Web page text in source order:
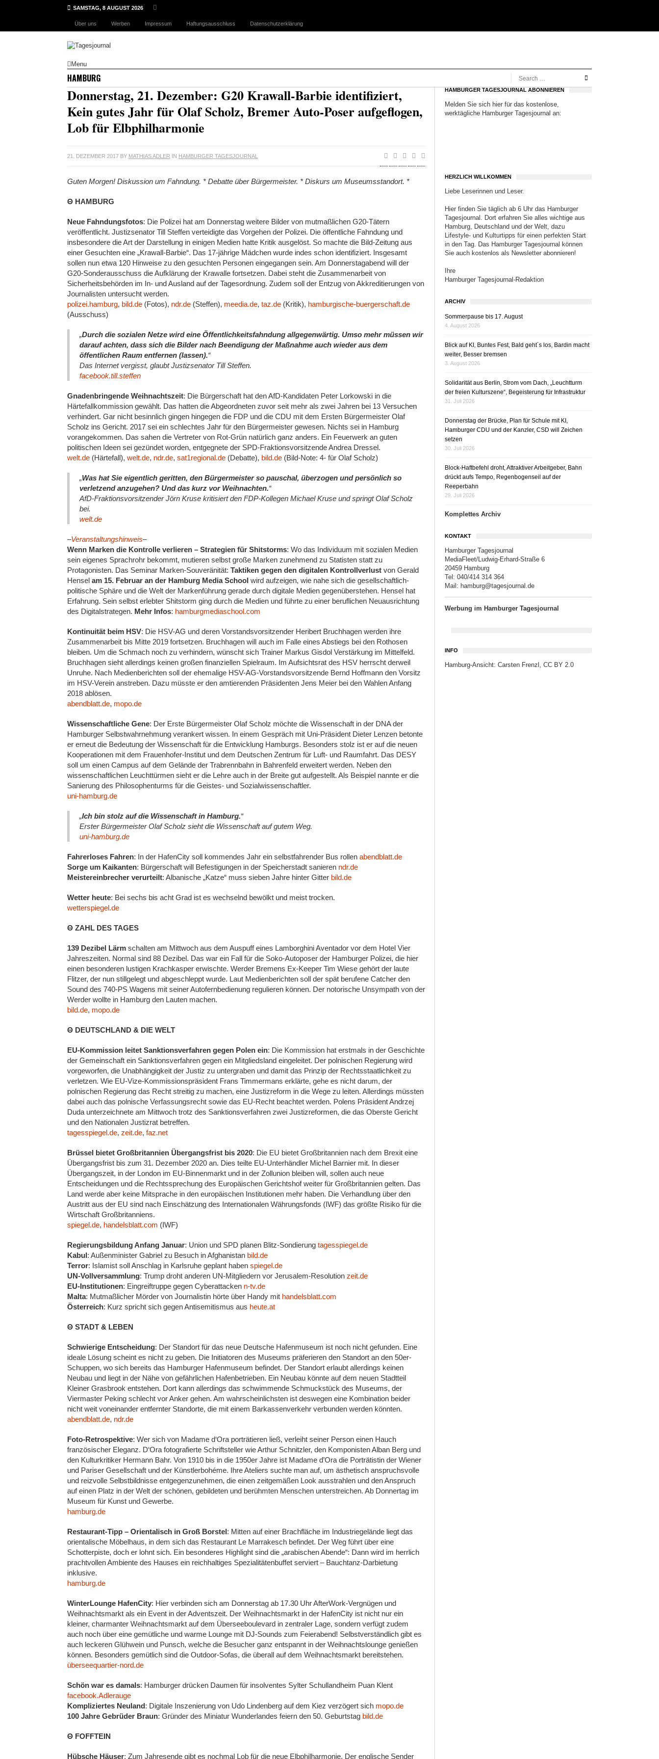
SAMSTAG, 8 AUGUST 2026
Über uns Werben Impressum Haftungsausschluss Datenschutzerklärung
Menu
HAMBURG
Donnerstag, 21. Dezember: G20 Krawall-Barbie identifiziert,
Kein gutes Jahr für Olaf Scholz, Bremer Auto-Poser aufgeflogen,
Lob für Elbphilharmonie
21. DEZEMBER 2017 BY MATHIAS ADLER IN HAMBURGER TAGESJOURNAL
Guten Morgen! Diskussion um Fahndung. * Debatte über Bürgermeister. * Diskurs um Museumsstandort. *
Θ HAMBURG
Neue Fahndungsfotos: Die Polizei hat am Donnerstag weitere Bilder von mutmaßlichen G20-Tätern
veröffentlicht. Justizsenator Till Steffen verteidigte das Vorgehen der Polizei. Die öffentliche Fahndung und
insbesondere die Art der Darstellung in einigen Medien hatte Kritik ausgelöst. So machte die Bild-Zeitung aus
einer Gesuchten eine „Krawall-Barbie“. Das 17-jährige Mädchen wurde indes schon identifiziert. Insgesamt
sollen nun etwa 120 Hinweise zu den gesuchten Personen eingegangen sein. Am Donnerstagabend will der
G20-Sonderausschuss die Aufklärung der Krawalle fortsetzen. Dabei steht die Zusammenarbeit von
Sicherheitsbehörden im In- und Ausland auf der Tagesordnung. Zudem soll der Entzug von Akkreditierungen von
Journalisten untersucht werden.
polizei.hamburg, bild.de (Fotos), ndr.de (Steffen), meedia.de, taz.de (Kritik), hamburgische-buergerschaft.de
(Ausschuss)
„Durch die sozialen Netze wird eine Öffentlichkeitsfahndung allgegenwärtig. Umso mehr müssen wir
darauf achten, dass sich die Bilder nach Beendigung der Maßnahme auch wieder aus dem
öffentlichen Raum entfernen (lassen).“
Das Internet vergisst, glaubt Justizsenator Till Steffen.
facebook.till.steffen
Gnadenbringende Weihnachtszeit: Die Bürgerschaft hat den AfD-Kandidaten Peter Lorkowski in die
Härtefallkommission gewählt. Das hatten die Abgeordneten zuvor seit mehr als zwei Jahren bei 13 Versuchen
verhindert. Gar nicht besinnlich gingen hingegen die FDP und die CDU mit dem Ersten Bürgermeister Olaf
Scholz ins Gericht. 2017 sei ein schlechtes Jahr für den Bürgermeister gewesen. Nichts sei in Hamburg
vorangekommen. Das sahen die Vertreter von Rot-Grün natürlich ganz anders. Ein Feuerwerk an guten
politischen Ideen sei gezündet worden, entgegnete der SPD-Fraktionsvorsitzende Andrea Dressel.
welt.de (Härtefall), welt.de, ndr.de, sat1regional.de (Debatte), bild.de (Bild-Note: 4- für Olaf Scholz)
„Was hat Sie eigentlich geritten, den Bürgermeister so pauschal, überzogen und persönlich so
verletzend anzugehen? Und das kurz vor Weihnachten.“
AfD-Fraktionsvorsitzender Jörn Kruse kritisiert den FDP-Kollegen Michael Kruse und springt Olaf Scholz
bei.
welt.de
–Veranstaltungshinweis–
Wenn Marken die Kontrolle verlieren – Strategien für Shitstorms: Wo das Individuum mit sozialen Medien
sein eigenes Sprachrohr bekommt, mutieren selbst große Marken zunehmend zu Statisten statt zu
Protagonisten. Das Seminar Marken-Souveränität: Taktiken gegen den digitalen Kontrollverlust von Gerald
Hensel am 15. Februar an der Hamburg Media School wird aufzeigen, wie nahe sich die gesellschaftlich-
politische Sphäre und die Welt der Markenführung gerade durch digitale Medien gegenüberstehen. Hensel hat
Erfahrung. Sein selbst erlebter Shitstorm ging durch die Medien und führte zu einer beruflichen Neuausrichtung
des Digitalstrategen. Mehr Infos: hamburgmediaschool.com
Kontinuität beim HSV: Die HSV-AG und deren Vorstandsvorsitzender Heribert Bruchhagen werden ihre
Zusammenarbeit bis Mitte 2019 fortsetzen. Bruchhagen will auch im Falle eines Abstiegs bei den Rothosen
bleiben. Um die Schmach noch zu verhindern, wünscht sich Trainer Markus Gisdol Verstärkung im Mittelfeld.
Bruchhagen sieht allerdings keinen großen finanziellen Spielraum. Im Aufsichtsrat des HSV herrscht derweil
Unruhe. Nach Medienberichten soll der ehemalige HSV-AG-Vorstandsvorsitzende Bernd Hoffmann den Vorsitz
im HSV-Verein anstreben. Dazu müsste er den amtierenden Präsidenten Jens Meier bei den Wahlen Anfang
2018 ablösen.
abendblatt.de, mopo.de
Wissenschaftliche Gene: Der Erste Bürgermeister Olaf Scholz möchte die Wissenschaft in der DNA der
Hamburger Selbstwahrnehmung verankert wissen. In einem Gespräch mit Uni-Präsident Dieter Lenzen betonte
er erneut die Bedeutung der Wissenschaft für die Entwicklung Hamburgs. Besonders stolz ist er auf die neuen
Kooperationen mit dem Frauenhofer-Institut und dem Deutschen Zentrum für Luft- und Raumfahrt. Das DESY
soll um einen Campus auf dem Gelände der Trabrennbahn in Bahrenfeld erweitert werden. Neben den
wissenschaftlichen Leuchttürmen sieht er die Lehre auch in der Breite gut aufgestellt. Als Beispiel nannte er die
Sanierung des Philosophenturms für die Geistes- und Sozialwissenschaftler.
uni-hamburg.de
„Ich bin stolz auf die Wissenschaft in Hamburg.“
Erster Bürgermeister Olaf Scholz sieht die Wissenschaft auf gutem Weg.
uni-hamburg.de
Fahrerloses Fahren: In der HafenCity soll kommendes Jahr ein selbstfahrender Bus rollen abendblatt.de
Sorge um Kaikanten: Bürgerschaft will Befestigungen in der Speicherstadt sanieren ndr.de
Meistereinbrecher verurteilt: Albanische „Katze“ muss sieben Jahre hinter Gitter bild.de
Wetter heute: Bei sechs bis acht Grad ist es wechselnd bewölkt und meist trocken.
wetterspiegel.de
Θ ZAHL DES TAGES
139 Dezibel Lärm schalten am Mittwoch aus dem Auspuff eines Lamborghini Aventador vor dem Hotel Vier
Jahreszeiten. Normal sind 88 Dezibel. Das war ein Fall für die Soko-Autoposer der Hamburger Polizei, die hier
einen besonderen lustigen Krachkasper erwischte. Werder Bremens Ex-Keeper Tim Wiese gehört der laute
Flitzer, der nun stillgelegt und abgeschleppt wurde. Laut Medienberichten soll der spät berufene Catcher den
Sound des 740-PS Wagens mit seiner Autofernbedienung regulieren können. Der notorische Unsympath von der
Werder wollte in Hamburg den Lauten machen.
bild.de, mopo.de
Θ DEUTSCHLAND & DIE WELT
EU-Kommission leitet Sanktionsverfahren gegen Polen ein: Die Kommission hat erstmals in der Geschichte
der Gemeinschaft ein Sanktionsverfahren gegen ein Mitgliedsland eingeleitet. Der polnischen Regierung wird
vorgeworfen, die Unabhängigkeit der Justiz zu untergraben und damit das Prinzip der Rechtsstaatlichkeit zu
verletzen. Wie EU-Vize-Kommissionspräsident Frans Timmermans erklärte, gehe es nicht darum, der
polnischen Regierung das Recht streitig zu machen, eine Justizreform in die Wege zu leiten. Allerdings müssten
dabei auch das polnische Verfassungsrecht sowie das EU-Recht beachtet werden. Polens Präsident Andrzej
Duda unterzeichnete am Mittwoch trotz des Sanktionsverfahren zwei Justizreformen, die das Oberste Gericht
und den Nationalen Justizrat betreffen.
tagesspiegel.de, zeit.de, faz.net
Brüssel bietet Großbritannien Übergangsfrist bis 2020: Die EU bietet Großbritannien nach dem Brexit eine
Übergangsfrist bis zum 31. Dezember 2020 an. Dies teilte EU-Unterhändler Michel Barnier mit. In dieser
Übergangszeit, in der London im EU-Binnenmarkt und in der Zollunion bleiben will, sollen auch neue
Entscheidungen und die Rechtssprechung des Europäischen Gerichtshof weiter für Großbritannien gelten. Das
Land werde aber keine Mitsprache in den europäischen Institutionen mehr haben. Die Verhandlung über den
Austritt aus der EU sind nach Einschätzung des Internationalen Währungsfonds (IWF) das größte Risiko für die
Wirtschaft Großbritanniens.
spiegel.de, handelsblatt.com (IWF)
Regierungsbildung Anfang Januar: Union und SPD planen Blitz-Sondierung tagesspiegel.de
Kabul: Außenminister Gabriel zu Besuch in Afghanistan bild.de
Terror: Islamist soll Anschlag in Karlsruhe geplant haben spiegel.de
UN-Vollversammlung: Trump droht anderen UN-Mitgliedern vor Jerusalem-Resolution zeit.de
EU-Institutionen: Eingreiftruppe gegen Cyberattacken n-tv.de
Malta: Mutmaßlicher Mörder von Journalistin hörte über Handy mit handelsblatt.com
Österreich: Kurz spricht sich gegen Antisemitismus aus heute.at
Θ STADT & LEBEN
Schwierige Entscheidung: Der Standort für das neue Deutsche Hafenmuseum ist noch nicht gefunden. Eine
ideale Lösung scheint es nicht zu geben. Die Initiatoren des Museums präferieren den Standort an den 50er-
Schuppen, wo sich bereits das Hamburger Hafenmuseum befindet. Der Standort erlaubt allerdings keinen
Neubau und liegt in der Nähe von gefährlichen Hafenbetrieben. Ein Neubau könnte auf dem neuen Stadtteil
Kleiner Grasbrook entstehen. Dort kann allerdings das schwimmende Schmuckstück des Museums, der
Viermaster Peking schlecht vor Anker gehen. Am wahrscheinlichsten ist deswegen eine Kombination beider
nicht weit voneinander entfernter Standorte, die mit einem Barkassenverkehr verbunden werden könnten.
abendblatt.de, ndr.de
Foto-Retrospektive: Wer sich von Madame d‘Ora porträtieren ließ, verleiht seiner Person einen Hauch
französischer Eleganz. D‘Ora fotografierte Schriftsteller wie Arthur Schnitzler, den Komponisten Alban Berg und
den Kulturkritiker Hermann Bahr. Von 1910 bis in die 1950er Jahre ist Madame d’Ora die Porträtistin der Wiener
und Pariser Gesellschaft und der Künstlerbohéme. Ihre Ateliers suchte man auf, um ästhetisch anspruchsvolle
und reizvolle Selbstbildnisse entgegenzunehmen, die einen zeitgemäßen Look ausstrahlen und den Anspruch
auf einen Platz in der Welt der schönen, gebildeten und berühmten Menschen unterstreichen. Ab Donnertag im
Museum für Kunst und Gewerbe.
hamburg.de
Restaurant-Tipp – Orientalisch in Groß Borstel: Mitten auf einer Brachfläche im Industriegelände liegt das
orientalische Möbelhaus, in dem sich das Restaurant Le Marrakesch befindet. Der Weg führt über eine
Schotterpiste, doch er lohnt sich. Ein besonderes Highlight sind die „arabischen Abende“: Dann wird im herrlich
prachtvollen Ambiente des Hauses ein reichhaltiges Spezialitätenbuffet serviert – Bauchtanz-Darbietung
inklusive.
hamburg.de
WinterLounge HafenCity: Hier verbinden sich am Donnerstag ab 17.30 Uhr AfterWork-Vergnügen und
Weihnachtsmarkt als ein Event in der Adventszeit. Der Weihnachtsmarkt in der HafenCity ist nicht nur ein
kleiner, charmanter Weihnachtsmarkt auf dem Überseeboulevard in zentraler Lage, sondern verfügt zudem
auch noch über eine gemütliche und warme Lounge mit DJ-Sounds zum Feierabend! Selbstverständlich gibt es
auch leckeren Glühwein und Punsch, welche die Besucher ganz entspannt in der Weihnachtslounge genießen
können. Besonders gemütlich sind die Outdoor-Sofas, die überall auf dem Weihnachtsmarkt bereitstehen.
überseequartier-nord.de
Schön war es damals: Hamburger drücken Daumen für insolventes Sylter Schullandheim Puan Klent
facebook.Adlerauge
Kompliziertes Neuland: Digitale Inszenierung von Udo Lindenberg auf dem Kiez verzögert sich mopo.de
100 Jahre Gebrüder Braun: Gründer des Miniatur Wunderlandes feiern den 50. Geburtstag bild.de
Θ FOFFTEIN
Hübsche Häuser: Zum Jahresende gibt es nochmal Lob für die neue Elbphilharmonie. Der englische Sender
HAMBURGER TAGESJOURNAL ABONNIEREN
Melden Sie sich hier für das kostenlose,
werktägliche Hamburger Tagesjournal an:
HERZLICH WILLKOMMEN
Liebe Leserinnen und Leser.
Hier finden Sie täglich ab 6 Uhr das Hamburger
Tagesjournal. Dort erfahren Sie alles wichtige aus
Hamburg, Deutschland und der Welt, dazu
Lifestyle- und Kulturtipps für einen perfekten Start
in den Tag. Das Hamburger Tagesjournal können
Sie auch kostenlos als Newsletter abonnieren!
Ihre
Hamburger Tagesjournal-Redaktion
ARCHIV
Sommerpause bis 17. August
4. August 2026
Blick auf KI, Buntes Fest, Bald geht´s los, Bardin macht
weiter, Besser bremsen
3. August 2026
Solidarität aus Berlin, Strom vom Dach, „Leuchtturm
der freien Kulturszene“, Begeisterung für Infrastruktur
31. Juli 2026
Donnerstag der Brücke, Plan für Schule mit KI,
Hamburger CDU und der Kanzler, CSD will Zeichen
setzen
30. Juli 2026
Block-Haftbefehl droht, Attraktiver Arbeitgeber, Bahn
drückt aufs Tempo, Regenbogenseil auf der
Reeperbahn
29. Juli 2026
Komplettes Archiv
KONTAKT
Hamburger Tagesjournal
MediaFleet/Ludwig-Erhard-Straße 6
20459 Hamburg
Tel: 040/414 314 364
Mail: hamburg@tagesjournal.de
Werbung im Hamburger Tagesjournal
INFO
Hamburg-Ansicht: Carsten Frenzl , CC BY 2.0